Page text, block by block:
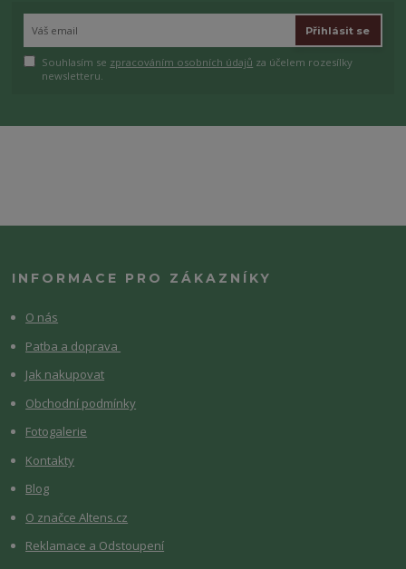
Přihlásit se
Souhlasím se zpracováním osobních údajů za účelem rozesílky
newsletteru.
INFORMACE PRO ZÁKAZNÍKY
O nás
Patba a doprava
Jak nakupovat
Obchodní podmínky
Fotogalerie
Kontakty
Blog
O značce Altens.cz
Reklamace a Odstoupení